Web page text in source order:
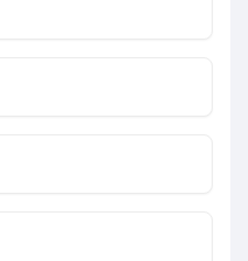
هل يمكنني جمع